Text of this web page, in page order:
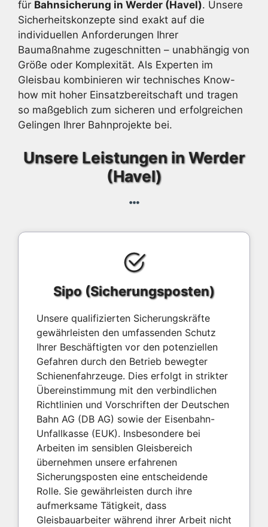
für Bahnsicherung in Werder (Havel). Unsere
Sicherheitskonzepte sind exakt auf die
individuellen Anforderungen Ihrer
Baumaßnahme zugeschnitten – unabhängig von
Größe oder Komplexität. Als Experten im
Gleisbau kombinieren wir technisches Know-
how mit hoher Einsatzbereitschaft und tragen
so maßgeblich zum sicheren und erfolgreichen
Gelingen Ihrer Bahnprojekte bei.
Unsere Leistungen in Werder
(Havel)
Sipo (Sicherungsposten)
Unsere qualifizierten Sicherungskräfte
gewährleisten den umfassenden Schutz
Ihrer Beschäftigten vor den potenziellen
Gefahren durch den Betrieb bewegter
Schienenfahrzeuge. Dies erfolgt in strikter
Übereinstimmung mit den verbindlichen
Richtlinien und Vorschriften der Deutschen
Bahn AG (DB AG) sowie der Eisenbahn-
Unfallkasse (EUK). Insbesondere bei
Arbeiten im sensiblen Gleisbereich
übernehmen unsere erfahrenen
Sicherungsposten eine entscheidende
Rolle. Sie gewährleisten durch ihre
aufmerksame Tätigkeit, dass
Gleisbauarbeiter während ihrer Arbeit nicht